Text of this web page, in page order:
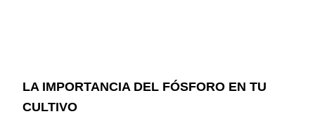
LA IMPORTANCIA DEL FÓSFORO EN TU
CULTIVO